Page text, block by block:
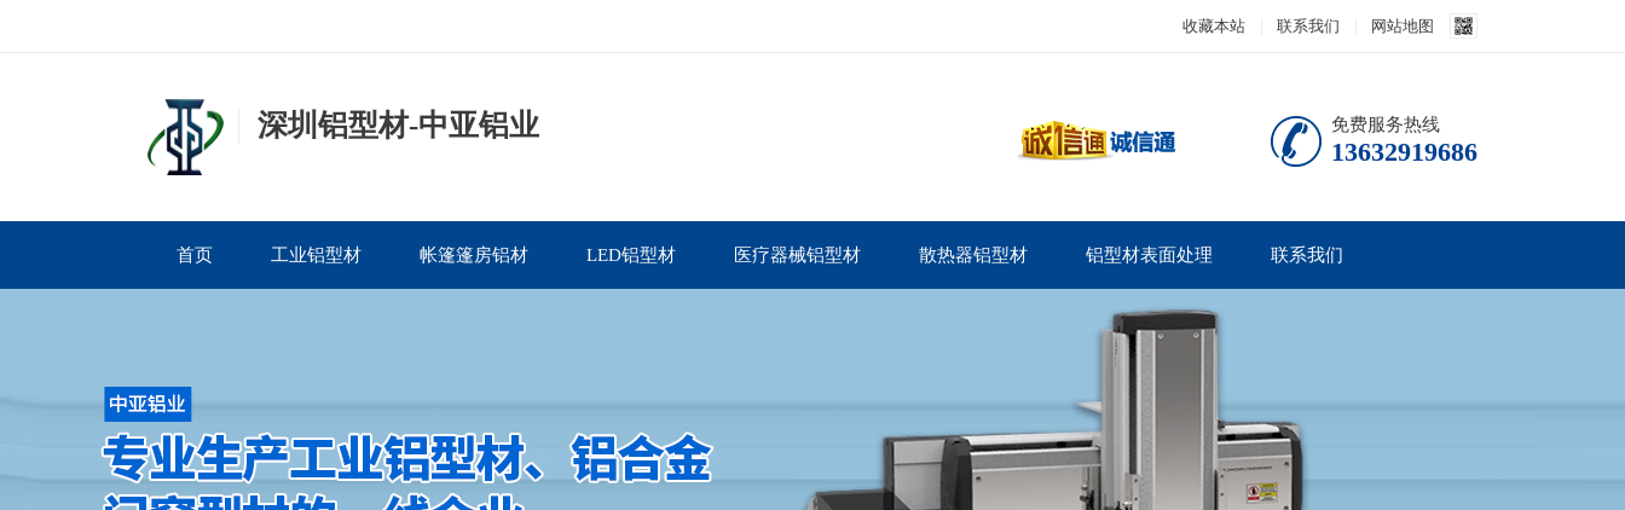
收藏本站 联系我们 网站地图
深圳铝型材-中亚铝业 免费服务热线
13632919686
首页 工业铝型材 帐篷篷房铝材 LED铝型材 医疗器械铝型材 散热器铝型材 铝型材表面处理 联系我们